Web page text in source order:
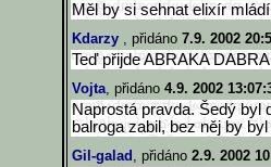
Měl by si sehnat elixír mládí
Kdarzy , přidáno 7.9. 2002
Teď přijde ABRAKA DABRA
Vojta, přidáno 4.9. 2002
Naprostá pravda. Šedý byl
balroga zabil, bez něj by
Gil-galad , přidáno 2.9. 2002